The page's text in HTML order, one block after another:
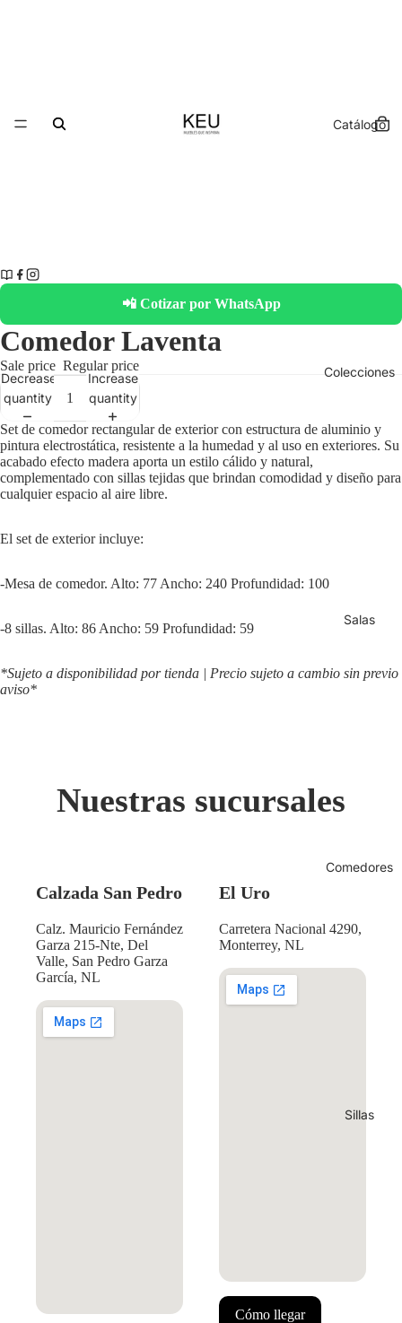
Catálogo
Colecciones
Salas
Comedores
Sillas
📲 Cotizar por WhatsApp
Comedor Laventa
Sale price Regular price
Decrease
quantity
Increase
quantity
Set de comedor rectangular de exterior con estructura de aluminio y
pintura electrostática, resistente a la humedad y al uso en exteriores. Su
acabado efecto madera aporta un estilo cálido y natural,
complementado con sillas tejidas que brindan comodidad y diseño para
cualquier espacio al aire libre.
El set de exterior incluye:
-Mesa de comedor. Alto: 77 Ancho: 240 Profundidad: 100
-8 sillas. Alto: 86 Ancho: 59 Profundidad: 59
*Sujeto a disponibilidad por tienda | Precio sujeto a cambio sin previo
aviso*
Nuestras sucursales
Calzada San Pedro
Calz. Mauricio Fernández
Garza 215-Nte, Del
Valle, San Pedro Garza
García, NL
El Uro
Carretera Nacional 4290,
Monterrey, NL
Cómo llegar